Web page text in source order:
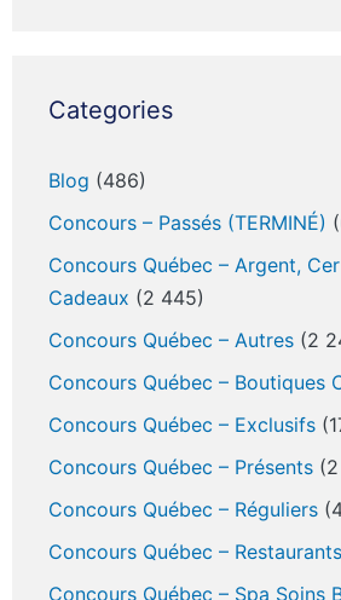
Categories
Blog (486)
Concours – Passés (TERMINÉ)
Concours Québec – Argent,
Cadeaux (2 445)
Concours Québec – Autres (2
Concours Québec – Boutiques
Concours Québec – Exclusifs
Concours Québec – Présents
Concours Québec – Réguliers
Concours Québec –
Concours Québec – Spa Soins